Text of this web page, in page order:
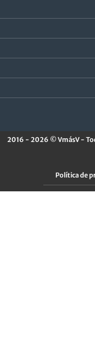
2016 - 2026 © VmásV -
Política de